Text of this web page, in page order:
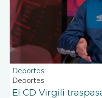
Deportes
Deportes
El CD Virgili